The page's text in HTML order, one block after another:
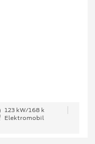
123 kW/168 k
Elektromobil